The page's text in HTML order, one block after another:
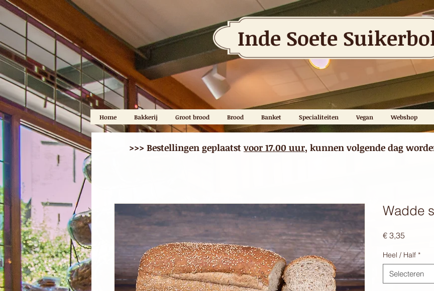
Inde Soete
Home Bakkerij Groot brood Brood Banket Specialiteiten Vegan Webshop
Wadde
€ 3,35
Heel / Half *
Selecteren
>>> Bestellingen geplaatst voor 17.00 uur, kunnen volgende dag